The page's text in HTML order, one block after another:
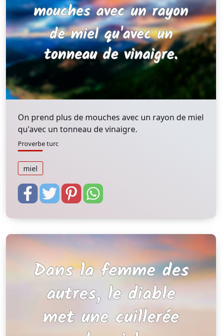
On prend plus de mouches avec un rayon de miel
qu'avec un tonneau de vinaigre.
Proverbe turc
miel